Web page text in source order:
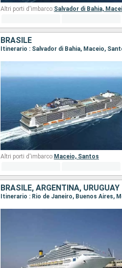
Altri porti d'imbarco:Salvador di Bahia,
BRASILE
Itinerario : Salvador di Bahia, Maceio,
Altri porti d'imbarco: Maceio, Santos
BRASILE, ARGENTINA, URUGUAY
Itinerario : Rio de Janeiro, Buenos Aires,